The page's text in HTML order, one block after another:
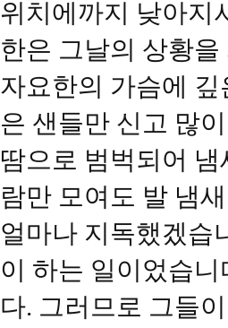
위치에까지 낮아지
한은 그날의 상황
자요한의 가슴에
은 샌들만 신고 많
땀으로 범벅되어
람만 모여도 발 냄
얼마나 지독했겠습
이 하는 일이었습
다. 그러므로 그들